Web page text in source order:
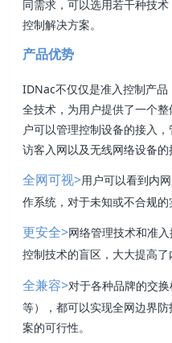
同需求，可以选用若干种技
控制解决方案。
产品优势
IDNac不仅仅是准入控制产
全技术，为用户提供了一个
户可以管理控制设备的接入
访客入网以及无线网络设备的
全网可视>用户可以看到内
作系统，对于未知或不合规
更安全>网络管理技术和准
控制技术的盲区，大大提高了
全兼容>对于各种品牌的交
等），都可以实现全网边界
案的可行性。